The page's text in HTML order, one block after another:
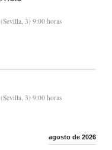
3) 9:00 horas
3) 9:00 horas
agosto de 2026